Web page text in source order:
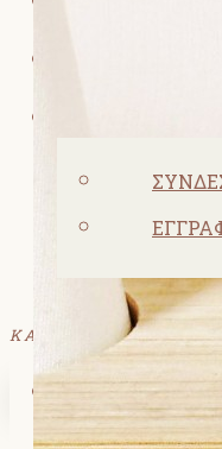
ΚΑΛΑΘΙ
Το καλάθι αγορών